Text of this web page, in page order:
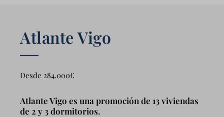
Atlante Vigo
Desde 284.000€
Atlante Vigo es una promoción de 13 viviendas
de 2 y 3 dormitorios.